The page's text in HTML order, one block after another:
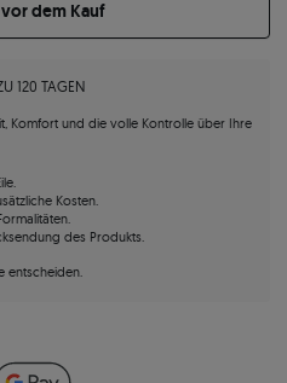
dem Kauf
120 TAGEN
Komfort und die volle Kontrolle über Ihre
Kosten.
des Produkts.
entscheiden.